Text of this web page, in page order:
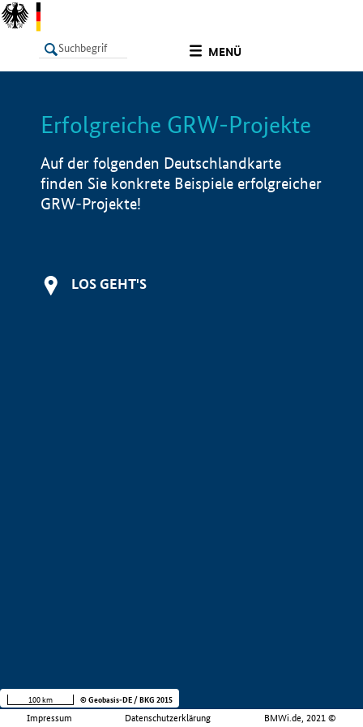
MENÜ
LISTE Info
Erfolgreiche GRW-Projekte
Auf der folgenden Deutschlandkarte
finden Sie konkrete Beispiele erfolgreicher
GRW-Projekte!
LOS GEHT'S
Impressum Datenschutzerklärung BMWi.de, 2021 ©
100 km © Geobasis-DE / BKG 2015